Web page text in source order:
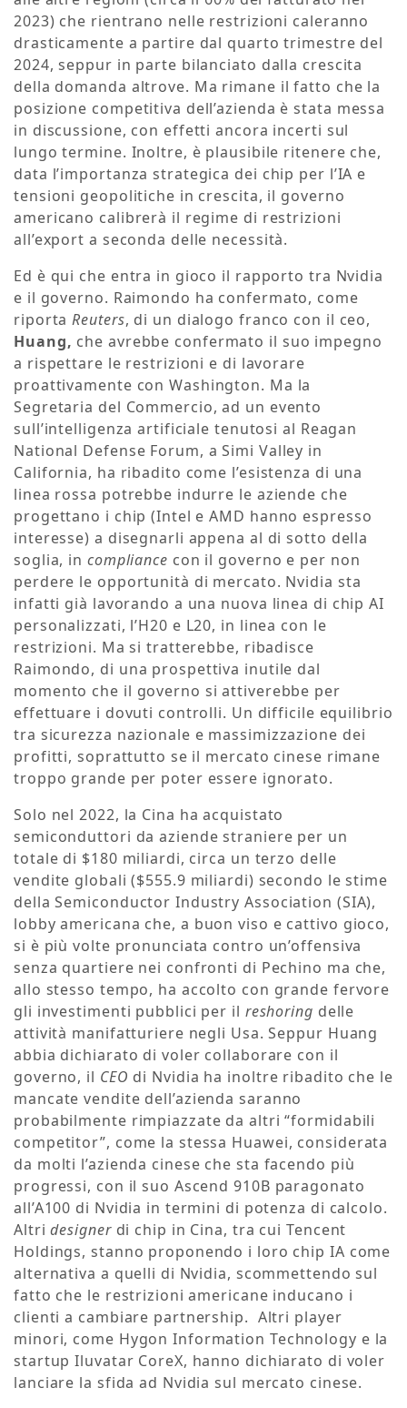
2023) che rientrano nelle restrizioni caleranno
drasticamente a partire dal quarto trimestre del
2024, seppur in parte bilanciato dalla crescita
della domanda altrove. Ma rimane il fatto che la
posizione competitiva dell’azienda è stata messa
in discussione, con effetti ancora incerti sul
lungo termine. Inoltre, è plausibile ritenere che,
data l’importanza strategica dei chip per l’IA e
tensioni geopolitiche in crescita, il governo
americano calibrerà il regime di restrizioni
all’export a seconda delle necessità.
Ed è qui che entra in gioco il rapporto tra Nvidia
e il governo. Raimondo ha confermato, come
riportaReuters, di un dialogo franco con il ceo,
Huang, che avrebbe confermato il suo impegno
a rispettare le restrizioni e di lavorare
proattivamente con Washington. Ma la
Segretaria del Commercio, ad un evento
sull’intelligenza artificiale tenutosi al Reagan
National Defense Forum, a Simi Valley in
California, ha ribadito come l’esistenza di una
linea rossa potrebbe indurre le aziende che
progettano i chip (Intel e AMD hanno espresso
interesse) a disegnarli appena al di sotto della
soglia, in compliance con il governo e per non
perdere le opportunità di mercato. Nvidia sta
infatti già lavorando a una nuova linea di chip AI
personalizzati, l’H20 e L20, in linea con le
restrizioni. Ma si tratterebbe, ribadisce
Raimondo, di una prospettiva inutile dal
momento che il governo si attiverebbe per
effettuare i dovuti controlli. Un difficile equilibrio
tra sicurezza nazionale e massimizzazione dei
profitti, soprattutto se il mercato cinese rimane
troppo grande per poter essere ignorato.
Solo nel 2022, la Cina ha acquistato
semiconduttori da aziende straniere per un
totale di $180 miliardi, circa un terzo delle
vendite globali ($555.9 miliardi) secondo le stime
della Semiconductor Industry Association (SIA),
lobby americana che, a buon viso e cattivo gioco,
si è più volte pronunciata contro un’offensiva
senza quartiere nei confronti di Pechino ma che,
allo stesso tempo, ha accolto con grande fervore
gli investimenti pubblici per il reshoring delle
attività manifatturiere negli Usa. Seppur Huang
abbia dichiarato di voler collaborare con il
governo, il CEO di Nvidia ha inoltre ribadito che le
mancate vendite dell’azienda saranno
probabilmente rimpiazzate da altri “formidabili
competitor”, come la stessa Huawei, considerata
da molti l’azienda cinese che sta facendo più
progressi, con il suo Ascend 910B paragonato
all’A100 di Nvidia in termini di potenza di calcolo.
Altridesignerdi chip in Cina, tra cui Tencent
Holdings, stanno proponendo i loro chip IA come
alternativa a quelli di Nvidia, scommettendo sul
fatto che le restrizioni americane inducano i
clienti a cambiare partnership. Altri player
minori, come Hygon Information Technology e la
startup Iluvatar CoreX, hanno dichiarato di voler
lanciare la sfida ad Nvidia sul mercato cinese.